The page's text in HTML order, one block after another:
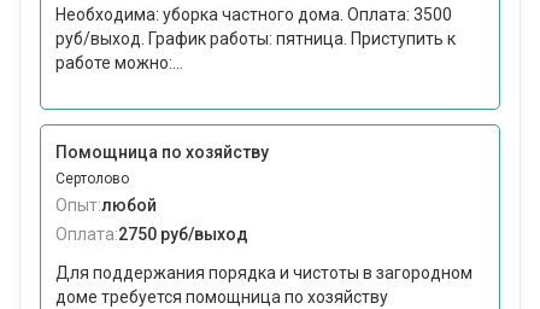
Необходима: уборка частного дома. Оплата: 3500
руб/выход. График работы: пятница. Приступить к
работе можно:...
Помощница по хозяйству
Сертолово
Опыт:любой
Оплата:2750 руб/выход
Для поддержания порядка и чистоты в загородном
доме требуется помощница по хозяйству